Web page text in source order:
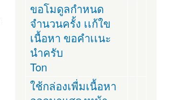
ขอโมดูลกำหนด
จำนวนครั้ง เเก้ใข
เนื้อหา ขอคำเเนะ
นำครับ
Ton
ใช้กล่องเพื่มเนื้อหา